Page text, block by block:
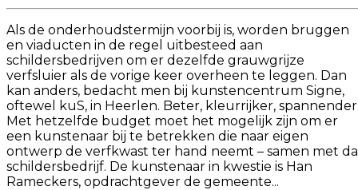
Als de onderhoudstermijn voorbij is, worden bruggen
en viaducten in de regel uitbesteed aan
schildersbedrijven om er dezelfde grauwgrijze
verfsluier als de vorige keer overheen te leggen. Dan
kan anders, bedacht men bij kunstencentrum Signe,
oftewel kuS, in Heerlen. Beter, kleurrijker,
Met hetzelfde budget moet het mogelijk zijn om er
een kunstenaar bij te betrekken die naar eigen
ontwerp de verfkwast ter hand neemt – samen met
schildersbedrijf. De kunstenaar in kwestie is Han
Rameckers, opdrachtgever de gemeente...